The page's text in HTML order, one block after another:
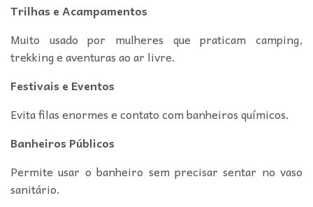
Trilhas e Acampamentos
Muito usado por mulheres que praticam camping,
trekking e aventuras ao ar livre.
Festivais e Eventos
Evita filas enormes e contato com banheiros químicos.
Banheiros Públicos
Permite usar o banheiro sem precisar sentar no vaso
sanitário.